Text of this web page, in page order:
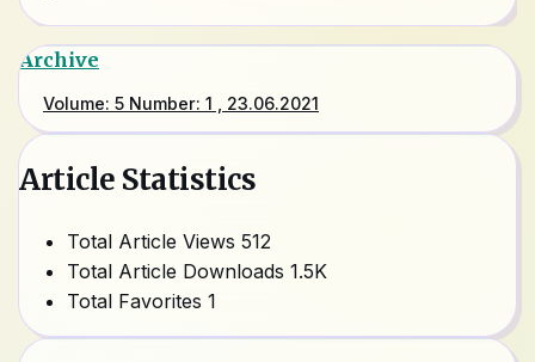
Archive
Volume: 5 Number: 1 , 23.06.2021
Article Statistics
Total Article Views 512
Total Article Downloads 1.5K
Total Favorites 1